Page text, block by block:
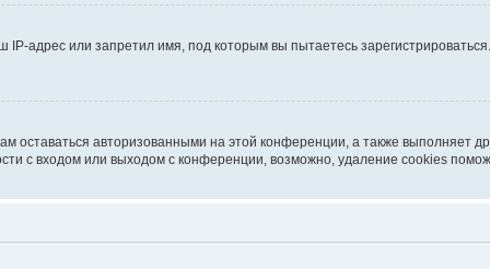
адрес или запретил имя, под которым вы пытаетесь
оставаться авторизованными на этой конференции, а также выполняет
с входом или выходом с конференции, возможно, удаление cookies